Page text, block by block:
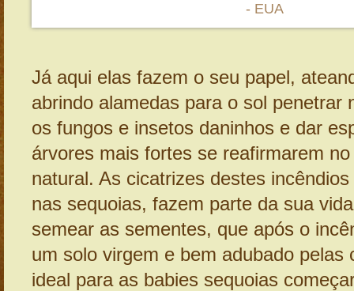
- EUA
Já aqui elas fazem o seu papel,
abrindo alamedas para o sol penetrar
os fungos e insetos daninhos e dar
árvores mais fortes se reafirmarem
natural. As cicatrizes destes
nas sequoias, fazem parte da sua
semear as sementes, que após o
um solo virgem e bem adubado pelas
ideal para as babies sequoias